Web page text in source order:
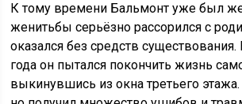
К тому времени Бальмонт уже был
женитьбы серьёзно рассорился с
оказался без средств существования.
года он пытался покончить жизнь
выкинувшись из окна третьего